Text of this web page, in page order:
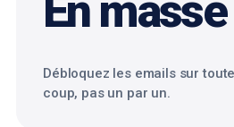
En masse
Débloquez les emails sur
coup, pas un par un.